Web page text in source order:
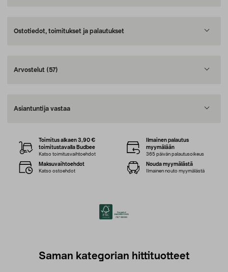
Ostotiedot, toimitukset ja palautukset
Arvostelut (57)
Asiantuntija vastaa
Toimitus alkaen 3,90 €
toimitustavalla Budbee
Katso toimitusvaihtoehdot
Ilmainen palautus
myymälään
365 päivän palautusoikeus
Maksuvaihtoehdot
Katso ostoehdot
Nouda myymälästä
Ilmainen nouto myymälästä
Saman kategorian hittituotteet